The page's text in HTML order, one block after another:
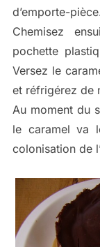
d’emporte-
Chemisez
pochette
Versez le
et réfrigérez de
Au moment du
le caramel va
colonisation de